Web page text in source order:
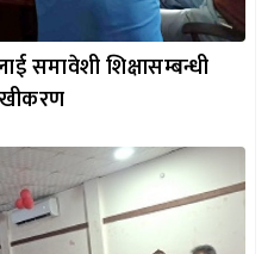
समावेशी शिक्षासम्बन्धी